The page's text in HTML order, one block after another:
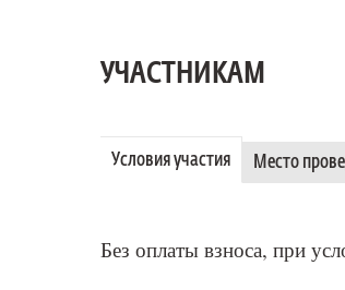
УЧАСТНИКАМ
Условия участия Место
Без оплаты взноса, при